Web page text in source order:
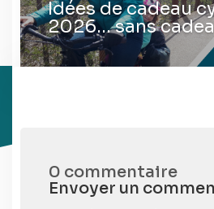
Idées de cadeau
2026… sans
0 commentaire
Envoyer un